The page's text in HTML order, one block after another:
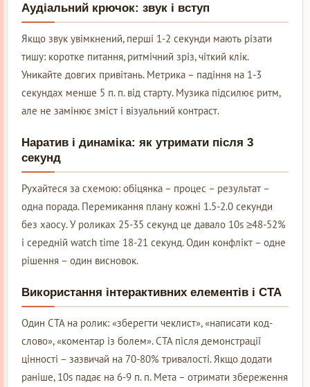
Аудіальний крючок: звук і вступ
Якщо звук увімкнений, перші 1-2 секунди мають різати
тишу: коротке питання, ритмічний зріз, чіткий клік.
Уникайте довгих привітань. Метрика – падіння на 1-3
секундах менше 5 п. п. від старту. Музика підсилює ритм,
але не замінює зміст і візуальний контраст.
Наратив і динаміка: як утримати після 3
секунд
Рухайтеся за схемою: обіцянка – процес – результат –
одна порада. Перемикання плану кожні 1.5-2.0 секунди
без хаосу. У роликах 25-35 секунд це давало 10s ≥48-52%
і середній watch time 18-21 секунд. Один конфлікт – одне
рішення – один висновок.
Використання інтерактивних елементів і CTA
Один CTA на ролик: «зберегти чеклист», «написати код-
слово», «коментар із болем». CTA після демонстрації
цінності – зазвичай на 70-80% тривалості. Якщо додати
раніше, 10s падає на 6-9 п. п. Мета – отримати збереження